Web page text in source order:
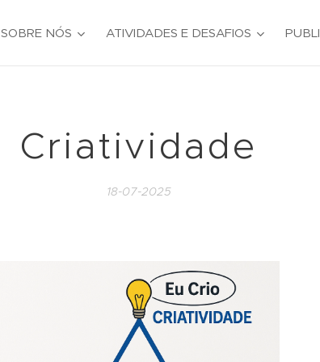
SOBRE NÓS ATIVIDADES E DESAFIOS
Criatividade
18-07-2025